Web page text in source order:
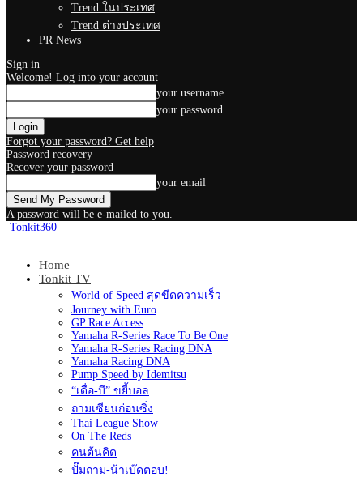
Trend ในประเทศ
Trend ต่างประเทศ
PR News
Sign in
Welcome! Log into your account
your username
your password
Forgot your password? Get help
Password recovery
Recover your password
your email
A password will be e-mailed to you.
Tonkit360
Home
Tonkit TV
World of Speed สุดขีดความเร็ว
Journey with Euro
GP Race Access
Yamaha R-Series Race To Be One
Yamaha R-Series Racing DNA
Yamaha Racing DNA
Pump Speed by Idemitsu
“เดื่อ-บี” ขยี้บอล
ถามเซียนก่อนซิ่ง
Thai League Show
On The Reds
คนต้นคิด
ปั๊มถาม-น้าเบ๊ดตอบ!